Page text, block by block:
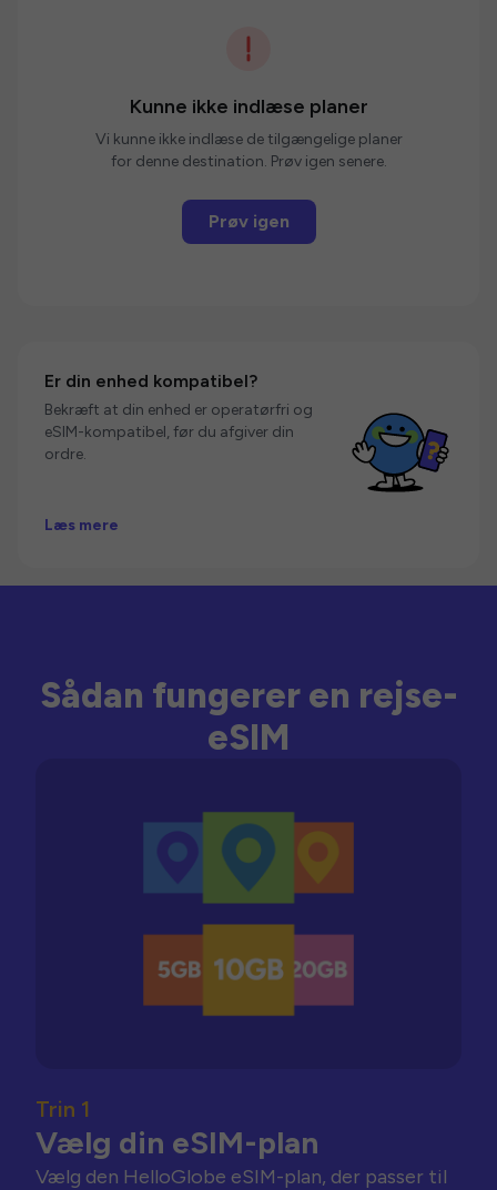
Kunne ikke indlæse planer
Vi kunne ikke indlæse de tilgængelige planer
for denne destination. Prøv igen senere.
Prøv igen
Er din enhed kompatibel?
Bekræft at din enhed er operatørfri og
eSIM-kompatibel, før du afgiver din
ordre.
Læs mere
Sådan fungerer en rejse-
eSIM
Trin 1
Vælg din eSIM-plan
Vælg den HelloGlobe eSIM-plan, der passer til